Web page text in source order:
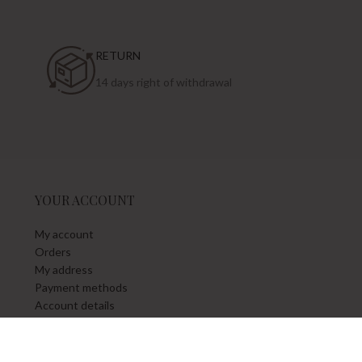
RETURN
14 days right of withdrawal
YOUR ACCOUNT
My account
Orders
My address
Payment methods
Account details